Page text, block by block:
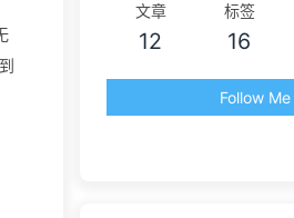
文章
12
标签
16
Follow Me